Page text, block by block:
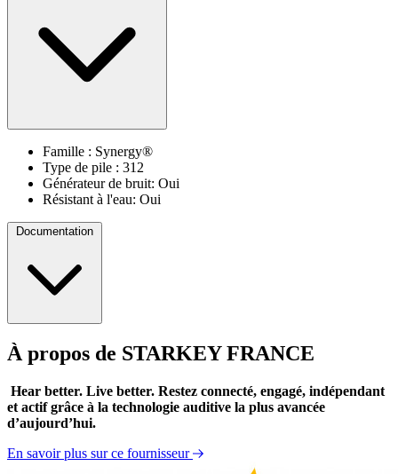
Famille : Synergy®
Type de pile : 312
Générateur de bruit: Oui
Résistant à l'eau: Oui
Documentation
Catalogue 2017 des solutions auditives Starkey
À propos de STARKEY FRANCE
Hear better. Live better. Restez connecté, engagé, indépendant
et actif grâce à la technologie auditive la plus avancée
d’aujourd’hui.
En savoir plus sur ce fournisseur